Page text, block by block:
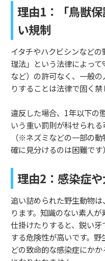
理由1：「鳥獣
い規制
イタチやハクビシンなど
理法」という法律によっ
など）の許可なく、一般
りすることは法律で固く禁
違反した場合、1年以下の
いう重い罰則が科せられる
（※ネズミなどの一部の
確に見分けるのは困難です）
理由2：感染症
追い詰められた野生動物
ります。知識のない素人
仕掛けたりすると、鋭い
する危険性が高いです。
どの致命的な感染症にか